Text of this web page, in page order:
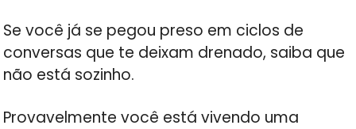
Se você já se pegou preso em ciclos de
conversas que te deixam drenado, saiba que
não está sozinho.
Provavelmente você está vivendo uma